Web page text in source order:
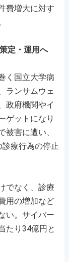
費増大に対す
定・運用へ
く国立大学病
ランサムウェ
政府機関やイ
ゲットになり
害に遭い、
療行為の停止
でなく、診療
用の増加など
い。サイバー
たり34億円と